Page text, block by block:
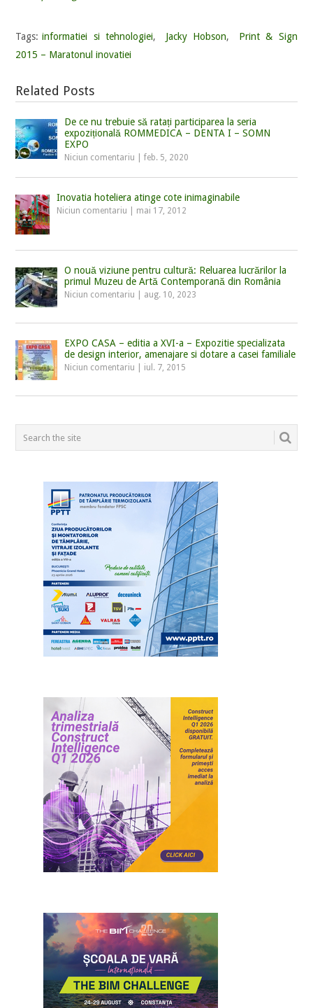
Tags: informatiei si tehnologiei, Jacky Hobson,
Print & Sign
2015 – Maratonul inovatiei
Related Posts
De ce nu trebuie să ratați participarea la seria
expozițională ROMMEDICA – DENTA I – SOMN
EXPO
Niciun comentariu |feb. 5, 2020
Inovatia hoteliera atinge cote inimaginabile
Niciun comentariu mai 17, 2012
O nouă viziune pentru cultură: Reluarea lucrărilor la
primul Muzeu de Artă Contemporană din România
Niciun comentariu aug. 10, 2023
EXPO CASA – editia a XVI-a – Expozitie specializata
de design interior, amenajare si dotare a casei familiale
Niciun comentariu iul. 7, 2015